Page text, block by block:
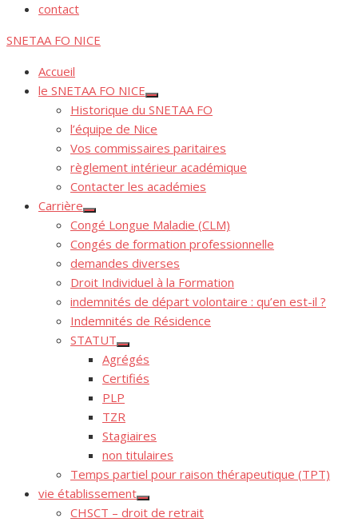
contact
SNETAA FO NICE
Accueil
le SNETAA FO NICE
Afficher
le
sous-
menu
Historique du SNETAA FO
l’équipe de Nice
Vos commissaires paritaires
règlement intérieur académique
Contacter les académies
Carrière
Afficher
le
sous-
menu
Congé Longue Maladie (CLM)
Congés de formation professionnelle
demandes diverses
Droit Individuel à la Formation
indemnités de départ volontaire : qu’en est-il ?
Indemnités de Résidence
STATUT
Afficher
le
sous-
menu
Agrégés
Certifiés
PLP
TZR
Stagiaires
non titulaires
Temps partiel pour raison thérapeutique (TPT)
vie établissement
Afficher
le
CHSCT – droit de retrait